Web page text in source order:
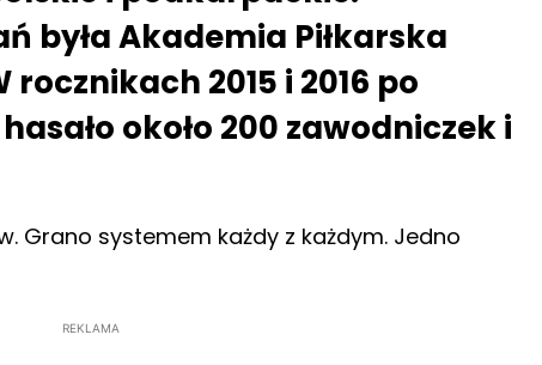
była Akademia Piłkarska
rocznikach 2015 i 2016 po
około 200 zawodniczek i
Grano systemem każdy z każdym. Jedno
REKLAMA